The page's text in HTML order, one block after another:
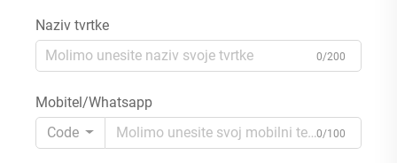
Naziv tvrtke
0/200
Mobitel/Whatsapp
Code
0/100